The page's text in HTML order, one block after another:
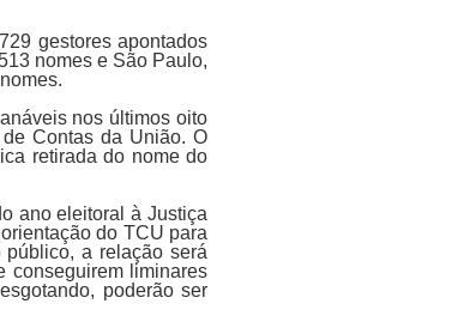
gestores apontados
nomes e São Paulo,
nos últimos oito
Contas da União. O
retirada do nome do
ano eleitoral à Justiça
do TCU para
a relação será
conseguirem liminares
poderão ser